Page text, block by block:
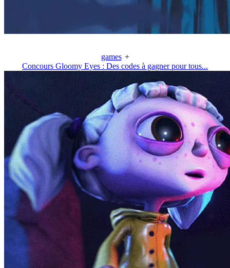
games +
Concours Gloomy Eyes : Des codes à gagner pour tous...